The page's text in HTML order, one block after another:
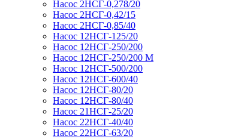
Насос 2НСГ-0,278/20
Насос 2НСГ-0,42/15
Насос 2НСГ-0,85/40
Насос 12НСГ-125/20
Насос 12НСГ-250/200
Насос 12НСГ-250/200 М
Насос 12НСГ-500/200
Насос 12НСГ-600/40
Насос 12НСГ-80/20
Насос 12НСГ-80/40
Насос 21НСГ-25/20
Насос 22НСГ-40/40
Насос 22НСГ-63/20